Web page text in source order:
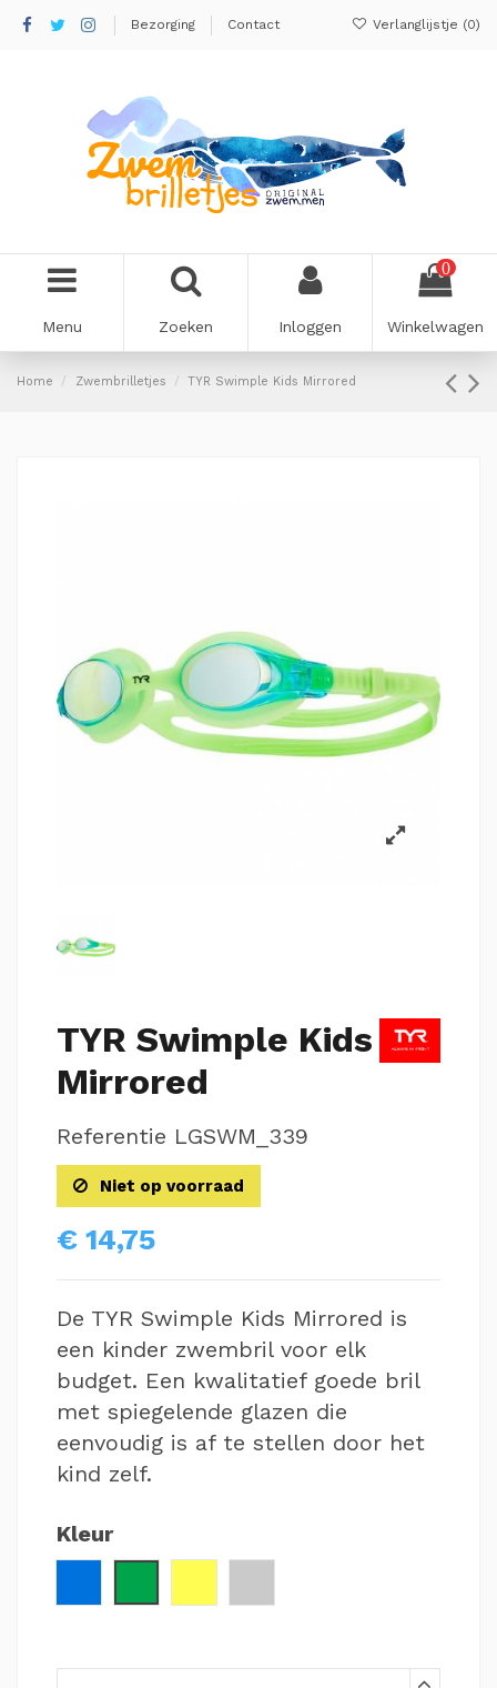
Bezorging Contact Verlanglijstje (0)
Menu Zoeken Inloggen
0
Winkelwagen
Home Zwembrilletjes TYR Swimple Kids Mirrored
TYR Swimple Kids
Mirrored
Referentie LGSWM_339
Niet op voorraad
€ 14,75
De TYR Swimple Kids Mirrored is
een kinder zwembril voor elk
budget. Een kwalitatief goede bril
met spiegelende glazen die
eenvoudig is af te stellen door het
kind zelf.
Kleur